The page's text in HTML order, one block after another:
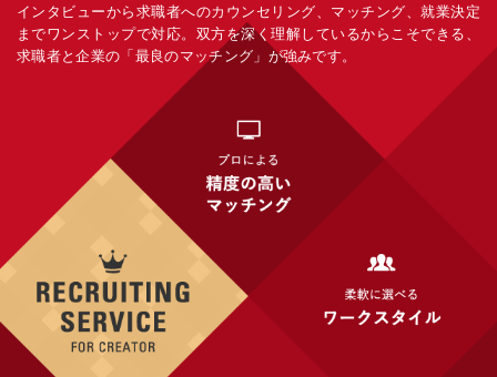
インタビューから求職者へのカウンセリング、マッチング、就業決定
までワンストップで対応。双方を深く理解しているからこそできる、
求職者と企業の「最良のマッチング」が強みです。